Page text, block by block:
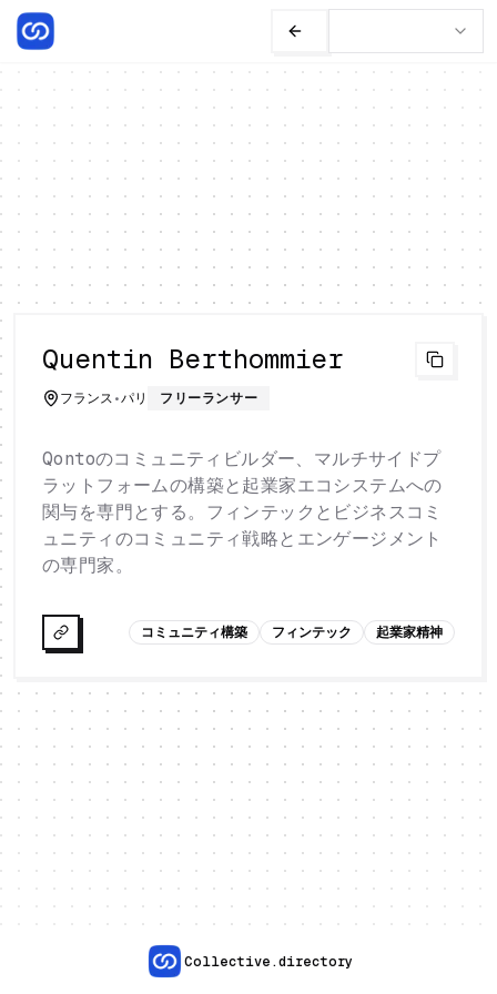
Quentin Berthommier
フランス •パリ フリーランサー
Qontoのコミュニティビルダー、マルチサイドプ
ラットフォームの構築と起業家エコシステムへの
関与を専門とする。フィンテックとビジネスコミ
ュニティのコミュニティ戦略とエンゲージメント
の専門家。
コミュニティ構築 フィンテック 起業家精神
Collective.directory